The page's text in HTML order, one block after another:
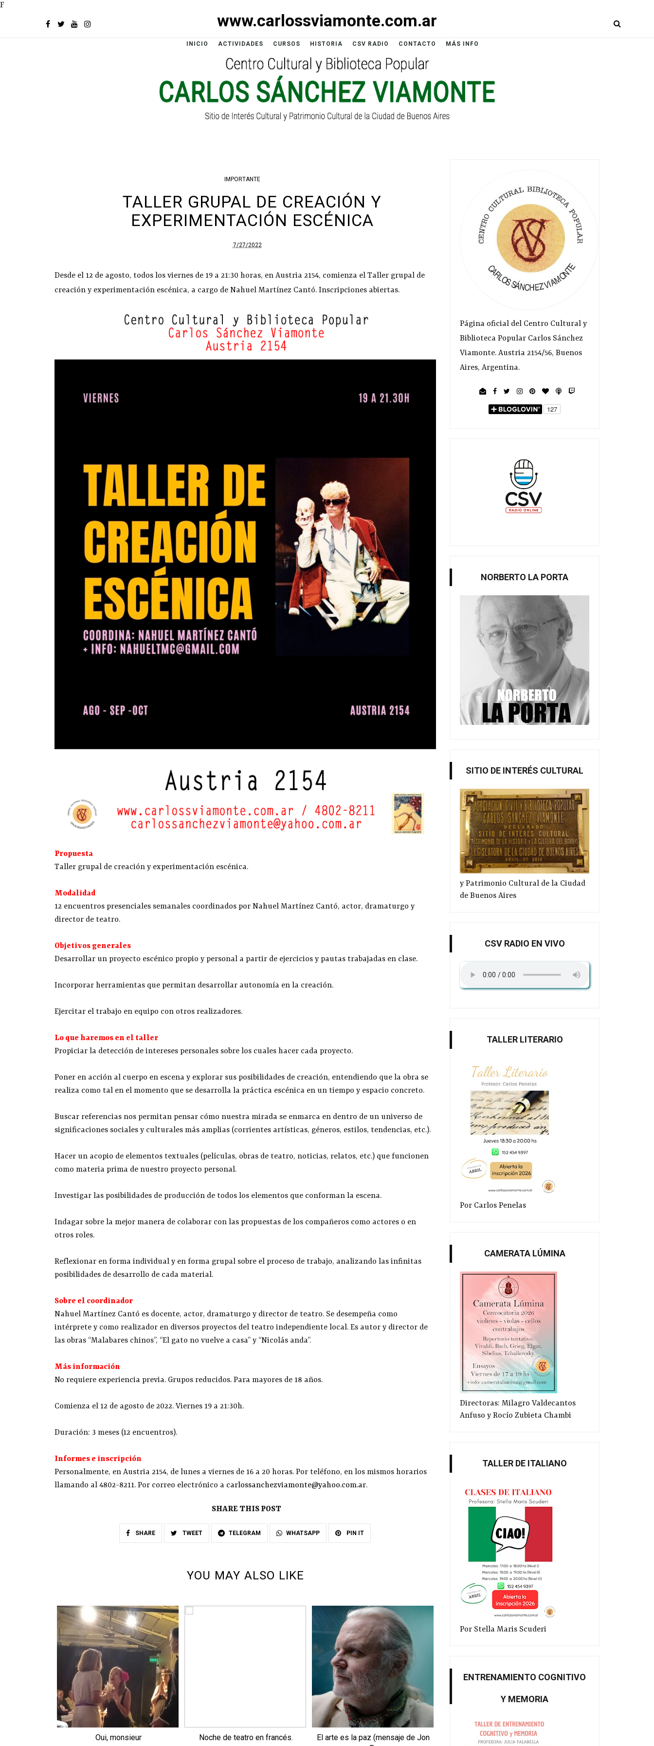
F
www.carlossviamonte.com.ar
INICIO ACTIVIDADES CURSOS HISTORIA CSV RADIO CONTACTO MÁS INFO
IMPORTANTE
TALLER GRUPAL DE CREACIÓN Y
EXPERIMENTACIÓN ESCÉNICA
7/27/2022
Desde el 12 de agosto, todos los viernes de 19 a 21:30 horas, en Austria 2154, comienza el Taller grupal de
creación y experimentación escénica, a cargo de Nahuel Martínez Cantó. Inscripciones abiertas.
Propuesta
Taller grupal de creación y experimentación escénica.
Modalidad
12 encuentros presenciales semanales coordinados por Nahuel Martínez Cantó, actor, dramaturgo y
director de teatro.
Objetivos generales
Desarrollar un proyecto escénico propio y personal a partir de ejercicios y pautas trabajadas en clase.
Incorporar herramientas que permitan desarrollar autonomía en la creación.
Ejercitar el trabajo en equipo con otros realizadores.
Lo que haremos en el taller
Propiciar la detección de intereses personales sobre los cuales hacer cada proyecto.
Poner en acción al cuerpo en escena y explorar sus posibilidades de creación, entendiendo que la obra se
realiza como tal en el momento que se desarrolla la práctica escénica en un tiempo y espacio concreto.
Buscar referencias nos permitan pensar cómo nuestra mirada se enmarca en dentro de un universo de
significaciones sociales y culturales más amplias (corrientes artísticas, géneros, estilos, tendencias, etc.).
Hacer un acopio de elementos textuales (películas, obras de teatro, noticias, relatos, etc.) que funcionen
como materia prima de nuestro proyecto personal.
Investigar las posibilidades de producción de todos los elementos que conforman la escena.
Indagar sobre la mejor manera de colaborar con las propuestas de los compañeros como actores o en
otros roles.
Reflexionar en forma individual y en forma grupal sobre el proceso de trabajo, analizando las infinitas
posibilidades de desarrollo de cada material.
Sobre el coordinador
Nahuel Martínez Cantó es docente, actor, dramaturgo y director de teatro. Se desempeña como
intérprete y como realizador en diversos proyectos del teatro independiente local. Es autor y director de
las obras “Malabares chinos”, “El gato no vuelve a casa” y “Nicolás anda”.
Más información
No requiere experiencia previa. Grupos reducidos. Para mayores de 18 años.
Comienza el 12 de agosto de 2022. Viernes 19 a 21:30h.
Duración: 3 meses (12 encuentros).
Informes e inscripción
Personalmente, en Austria 2154, de lunes a viernes de 16 a 20 horas. Por teléfono, en los mismos horarios
llamando al 4802-8211. Por correo electrónico a carlossanchezviamonte@yahoo.com.ar.
SHARE THIS POST
SHARE TWEET TELEGRAM WHATSAPP PIN IT
YOU MAY ALSO LIKE
Oui, monsieur Noche de teatro en francés.
El arte es la paz (mensaje de Jon
Cursos y talleres 2024
Página oficial del Centro Cultural y
Biblioteca Popular Carlos Sánchez
Viamonte. Austria 2154/56, Buenos
Aires, Argentina.
NORBERTO LA PORTA
SITIO DE INTERÉS CULTURAL
y Patrimonio Cultural de la Ciudad
de Buenos Aires
CSV RADIO EN VIVO
TALLER LITERARIO
Por Carlos Penelas
CAMERATA LÚMINA
Directoras: Milagro Valdecantos
Anfuso y Rocío Zubieta Chambi
TALLER DE ITALIANO
Por Stella Maris Scuderi
ENTRENAMIENTO COGNITIVO
Y MEMORIA